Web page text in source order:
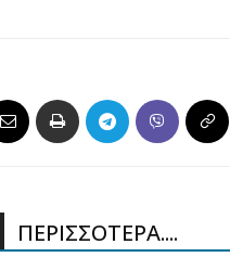
ΠΕΡΙΣΣΟΤΕΡΑ....